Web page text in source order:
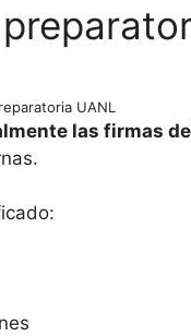
UANL
las firmas